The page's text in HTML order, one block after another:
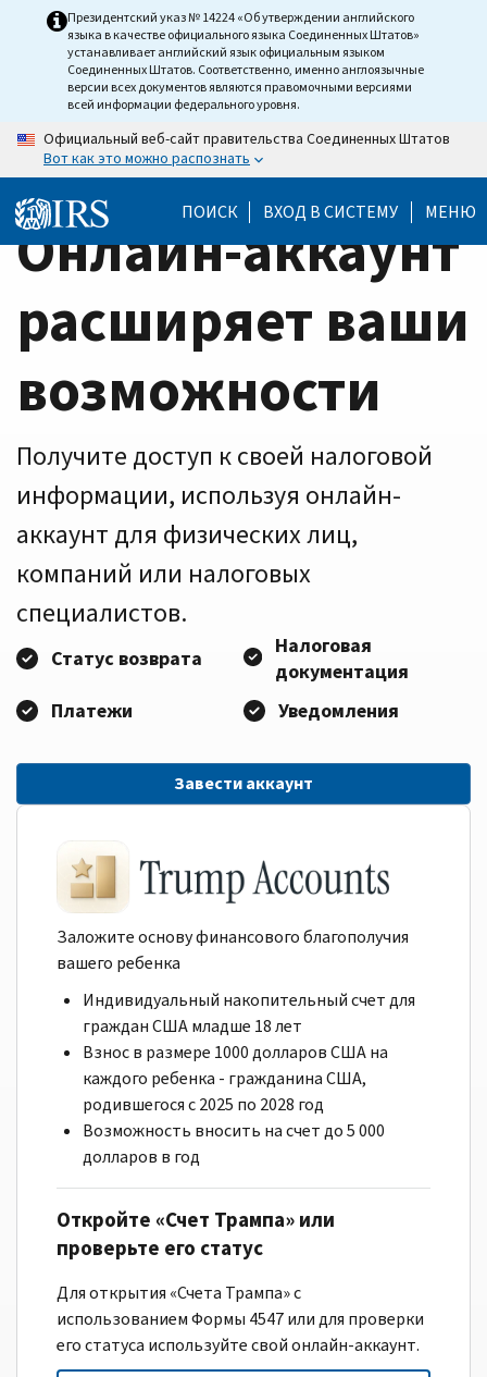
HomeПрезидентский указ № 14224 «Об утверждении английского
языка в качестве официального языка Соединенных Штатов»
устанавливает английский язык официальным языком
Соединенных Штатов. Соответственно, именно англоязычные
версии всех документов являются правомочными версиями
всей информации федерального уровня.
Официальный веб-сайт правительства Соединенных Штатов
Вот как это можно распознать
ПОИСК ВХОД В СИСТЕМУ МЕНЮ
Онлайн-аккаунт
расширяет ваши
возможности
Получите доступ к своей налоговой
информации, используя онлайн-
аккаунт для физических лиц,
компаний или налоговых
специалистов.
Статус возврата
Налоговая
документация
Платежи
Уведомления
Завести аккаунт
Заложите основу финансового благополучия
вашего ребенка
Индивидуальный накопительный счет для
граждан США младше 18 лет
Взнос в размере 1000 долларов США на
каждого ребенка - гражданина США,
родившегося с 2025 по 2028 год
Возможность вносить на счет до 5 000
долларов в год
Откройте «Счет Трампа» или
проверьте его статус
Для открытия «Счета Трампа» с
использованием Формы 4547 или для проверки
его статуса используйте свой онлайн-аккаунт.